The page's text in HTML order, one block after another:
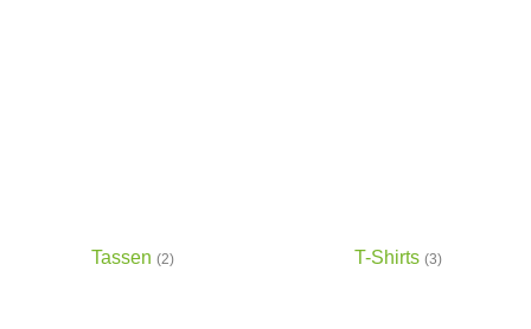
Tassen (2) T-Shirts (3)